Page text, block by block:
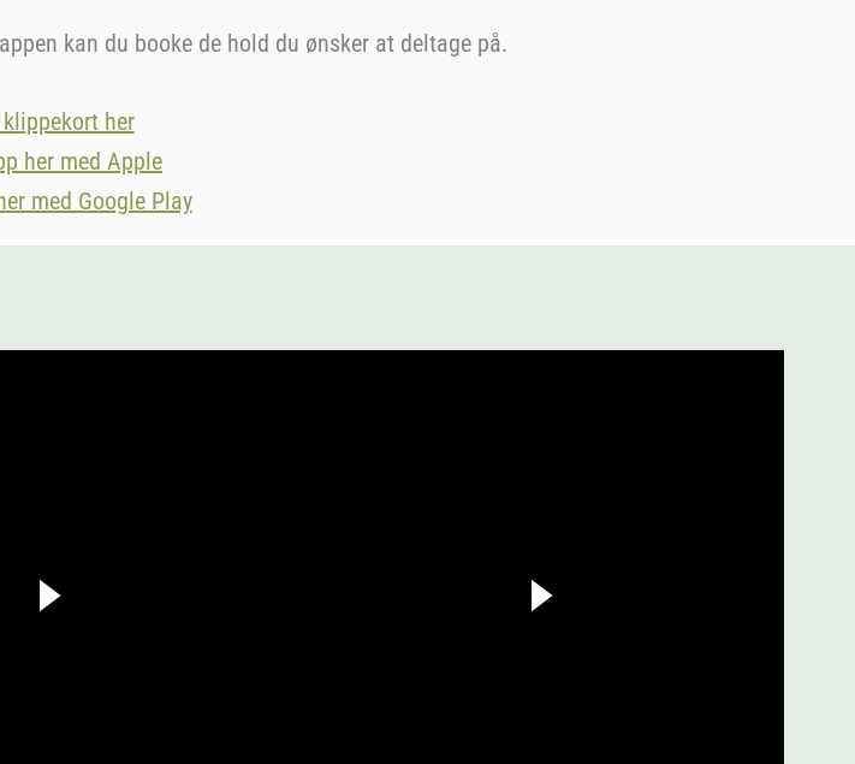
kan du booke de hold du ønsker at deltage på.
her
her med Apple
med Google Play